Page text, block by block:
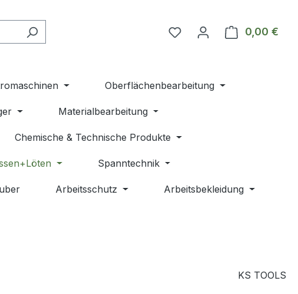
Du hast 0 Produkte auf
0,00 €
Oberflächenbearbeitung
Materialbearbeitung
Chemische & Technische Produkte
Spanntechnik
Arbeitsschutz Arbeitsbekleidung
KS TOOLS